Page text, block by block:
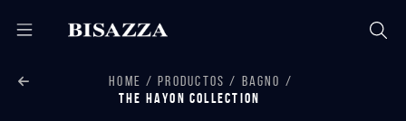
HOME PRODUCTOS
BAGNO
THE HAYON COLLECTION